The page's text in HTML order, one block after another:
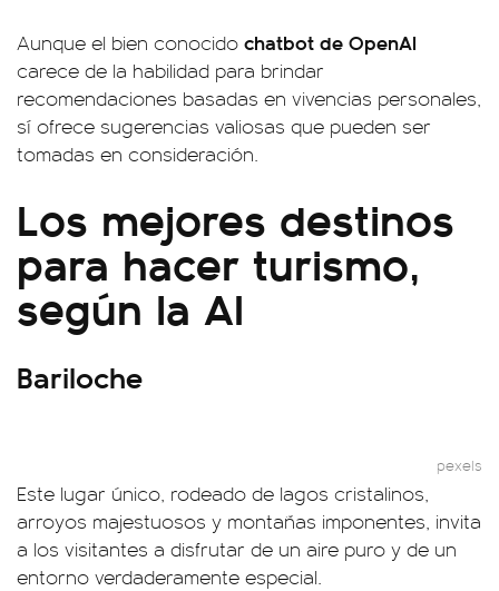
Aunque el bien conocido chatbot de OpenAI
carece de la habilidad para brindar
recomendaciones basadas en vivencias personales,
sí ofrece sugerencias valiosas que pueden ser
tomadas en consideración.
Los mejores destinos
para hacer turismo,
según la AI
Bariloche
pexels
Este lugar único, rodeado de lagos cristalinos,
arroyos majestuosos y montañas imponentes, invita
a los visitantes a disfrutar de un aire puro y de un
entorno verdaderamente especial.